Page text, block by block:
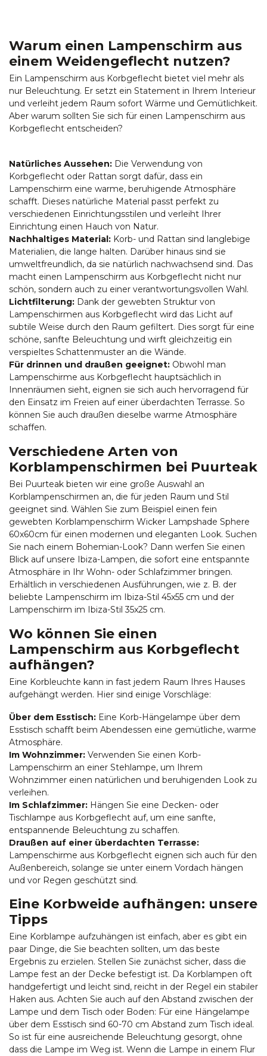
Warum einen Lampenschirm aus
einem Weidengeflecht nutzen?
Ein Lampenschirm aus Korbgeflecht bietet viel mehr als
nur Beleuchtung. Er setzt ein Statement in Ihrem Interieur
und verleiht jedem Raum sofort Wärme und Gemütlichkeit.
Aber warum sollten Sie sich für einen Lampenschirm aus
Korbgeflecht entscheiden?
Natürliches Aussehen: Die Verwendung von
Korbgeflecht oder Rattan sorgt dafür, dass ein
Lampenschirm eine warme, beruhigende Atmosphäre
schafft. Dieses natürliche Material passt perfekt zu
verschiedenen Einrichtungsstilen und verleiht Ihrer
Einrichtung einen Hauch von Natur.
Nachhaltiges Material: Korb- und Rattan sind langlebige
Materialien, die lange halten. Darüber hinaus sind sie
umweltfreundlich, da sie natürlich nachwachsend sind. Das
macht einen Lampenschirm aus Korbgeflecht nicht nur
schön, sondern auch zu einer verantwortungsvollen Wahl.
Lichtfilterung: Dank der gewebten Struktur von
Lampenschirmen aus Korbgeflecht wird das Licht auf
subtile Weise durch den Raum gefiltert. Dies sorgt für eine
schöne, sanfte Beleuchtung und wirft gleichzeitig ein
verspieltes Schattenmuster an die Wände.
Für drinnen und draußen geeignet: Obwohl man
Lampenschirme aus Korbgeflecht hauptsächlich in
Innenräumen sieht, eignen sie sich auch hervorragend für
den Einsatz im Freien auf einer überdachten Terrasse. So
können Sie auch draußen dieselbe warme Atmosphäre
schaffen.
Verschiedene Arten von
Korblampenschirmen bei Puurteak
Bei Puurteak bieten wir eine große Auswahl an
Korblampenschirmen an, die für jeden Raum und Stil
geeignet sind. Wählen Sie zum Beispiel einen fein
gewebten Korblampenschirm Wicker Lampshade Sphere
60x60cm für einen modernen und eleganten Look. Suchen
Sie nach einem Bohemian-Look? Dann werfen Sie einen
Blick auf unsere Ibiza-Lampen, die sofort eine entspannte
Atmosphäre in Ihr Wohn- oder Schlafzimmer bringen.
Erhältlich in verschiedenen Ausführungen, wie z. B. der
beliebte Lampenschirm im Ibiza-Stil 45x55 cm und der
Lampenschirm im Ibiza-Stil 35x25 cm.
Wo können Sie einen
Lampenschirm aus Korbgeflecht
aufhängen?
Eine Korbleuchte kann in fast jedem Raum Ihres Hauses
aufgehängt werden. Hier sind einige Vorschläge:
Über dem Esstisch: Eine Korb-Hängelampe über dem
Esstisch schafft beim Abendessen eine gemütliche, warme
Atmosphäre.
Im Wohnzimmer: Verwenden Sie einen Korb-
Lampenschirm an einer Stehlampe, um Ihrem
Wohnzimmer einen natürlichen und beruhigenden Look zu
verleihen.
Im Schlafzimmer: Hängen Sie eine Decken- oder
Tischlampe aus Korbgeflecht auf, um eine sanfte,
entspannende Beleuchtung zu schaffen.
Draußen auf einer überdachten Terrasse:
Lampenschirme aus Korbgeflecht eignen sich auch für den
Außenbereich, solange sie unter einem Vordach hängen
und vor Regen geschützt sind.
Eine Korbweide aufhängen: unsere
Tipps
Eine Korblampe aufzuhängen ist einfach, aber es gibt ein
paar Dinge, die Sie beachten sollten, um das beste
Ergebnis zu erzielen. Stellen Sie zunächst sicher, dass die
Lampe fest an der Decke befestigt ist. Da Korblampen oft
handgefertigt und leicht sind, reicht in der Regel ein stabiler
Haken aus. Achten Sie auch auf den Abstand zwischen der
Lampe und dem Tisch oder Boden: Für eine Hängelampe
über dem Esstisch sind 60-70 cm Abstand zum Tisch ideal.
So ist für eine ausreichende Beleuchtung gesorgt, ohne
dass die Lampe im Weg ist. Wenn die Lampe in einem Flur